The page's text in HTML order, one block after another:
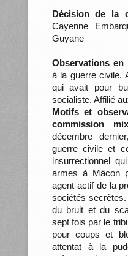
Décision de la
Cayenne
Guyane
Observations en
à la guerre civile.
qui avait pour
socialiste. Affilié
Motifs et
commission
décembre
guerre civile et
insurrectionnel
armes à Mâcon
agent actif de la
sociétés
du bruit et du
sept fois par le
pour coups et
attentat à la